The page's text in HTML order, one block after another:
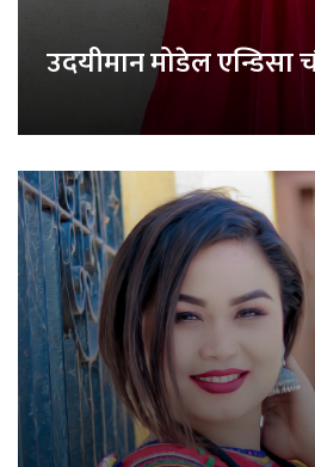
उदयीमान मोडेल एन्डिसा